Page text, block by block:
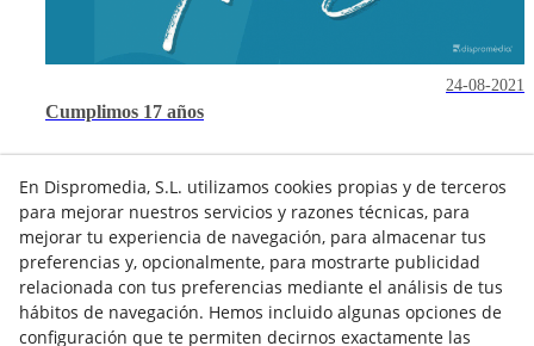
Cumplimos 17 años
24-08-2021
Contacto
En Dispromedia, S.L. utilizamos cookies propias y de terceros
para mejorar nuestros servicios y razones técnicas, para
mejorar tu experiencia de navegación, para almacenar tus
preferencias y, opcionalmente, para mostrarte publicidad
relacionada con tus preferencias mediante el análisis de tus
hábitos de navegación. Hemos incluido algunas opciones de
configuración que te permiten decirnos exactamente las